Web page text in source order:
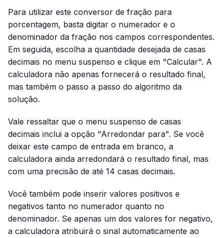
Para utilizar este conversor de fração para
porcentagem, basta digitar o numerador e o
denominador da fração nos campos correspondentes.
Em seguida, escolha a quantidade desejada de casas
decimais no menu suspenso e clique em "Calcular". A
calculadora não apenas fornecerá o resultado final,
mas também o passo a passo do algoritmo da
solução.
Vale ressaltar que o menu suspenso de casas
decimais inclui a opção "Arredondar para". Se você
deixar este campo de entrada em branco, a
calculadora ainda arredondará o resultado final, mas
com uma precisão de até 14 casas decimais.
Você também pode inserir valores positivos e
negativos tanto no numerador quanto no
denominador. Se apenas um dos valores for negativo,
a calculadora atribuirá o sinal automaticamente ao